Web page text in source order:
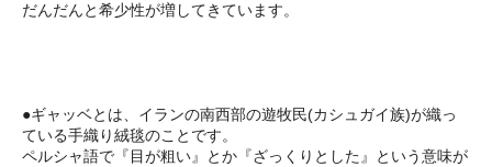
だんだんと希少性が増してきています。
●ギャッベとは、イランの南西部の遊牧民(カシュガイ族)が織っ
ている手織り絨毯のことです。
ペルシャ語で『目が粗い』とか『ざっくりとした』という意味が